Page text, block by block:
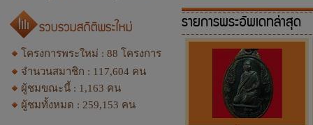
โครงการพระใหม่ : 88 โครงการ
จำนวนสมาชิก : 117,604 คน
ผู้ชมขณะนี้ : 1,163 คน
ผู้ชมทั้งหมด : 259,153 คน
รายการพระอัพเดทล่าสุด